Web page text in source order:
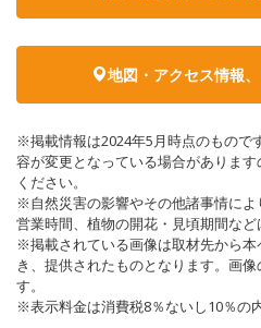
地図・アクセス情報
※掲載情報は2024年5月時点のもので
容が変更となっている場合がありま
ください。
※自然災害の影響やその他諸事情に
営業時間、植物の開花・見頃期間など
※掲載されている画像は取材先から
き、提供されたものとなります。画
す。
※表示料金は消費税8％ないし10％の